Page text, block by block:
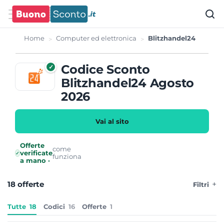
Home Computer ed elettronica Blitzhandel24
✓
Codice Sconto
Blitzhandel24 Agosto
2026
✓
Offerte
verificate
a mano ·
come
funziona
Vai al sito
18 offerte Filtri
Tutte 18 Codici 16 Offerte 1